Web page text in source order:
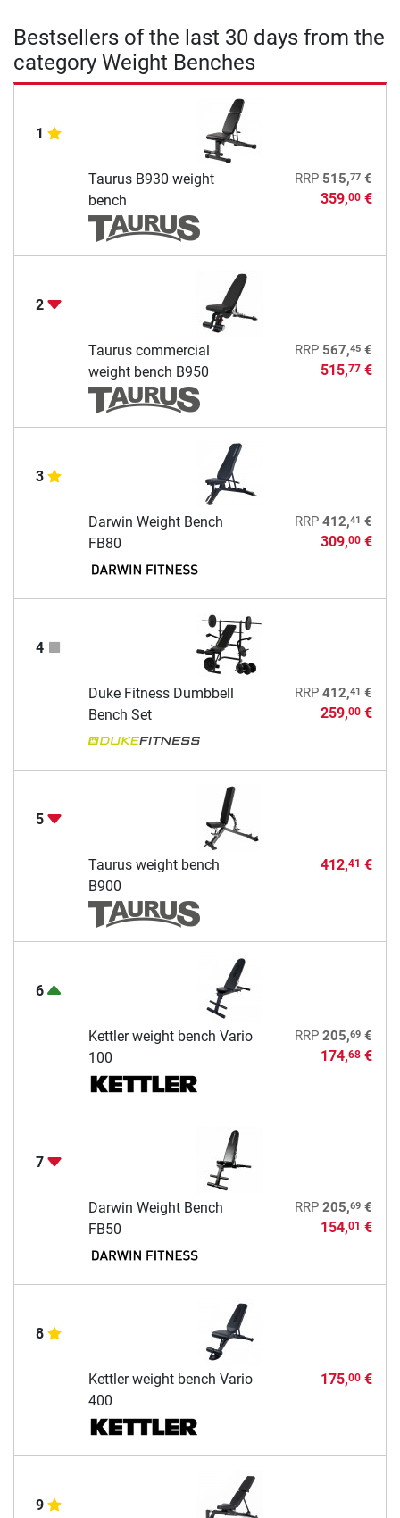
Bestsellers of the last 30 days from the
category Weight Benches
1
Taurus B930 weight
bench
RRP 515,77€
359,00€
2
Taurus commercial
weight bench B950
RRP 567,45€
515,77€
3
Darwin Weight Bench
FB80
RRP 412,41 €
309,00€
4
Duke Fitness Dumbbell
Bench Set
RRP 412,41 €
259,00€
5
Taurus weight bench
B900
412,41 €
6
Kettler weight bench Vario
100
RRP 205,69€
174,68€
7
Darwin Weight Bench
FB50
RRP 205,69€
154,01 €
8
Kettler weight bench Vario
400
175,00€
9